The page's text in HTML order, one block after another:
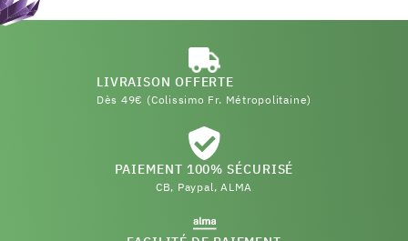
LIVRAISON OFFERTE
Dès 49€ (Colissimo Fr. Métropolitaine)
PAIEMENT 100% SÉCURISÉ
CB, Paypal, ALMA